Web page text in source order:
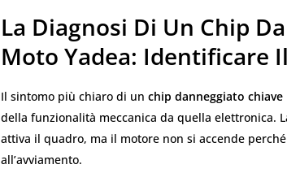
La Diagnosi Di Un Chip
Moto Yadea: Identificare
Il sintomo più chiaro di un chip danneggiato chiave
della funzionalità meccanica da quella elettronica.
attiva il quadro, ma il motore non si accende
all’avviamento.